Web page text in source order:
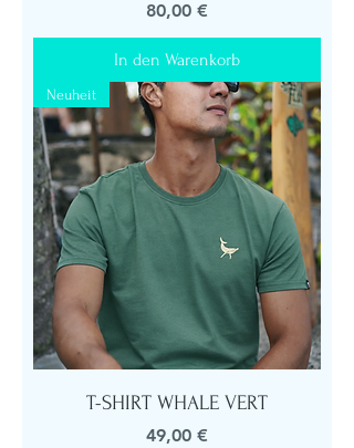
Preis
80,00 €
In den Warenkorb
Neuheit
T-SHIRT WHALE VERT
Preis
49,00 €